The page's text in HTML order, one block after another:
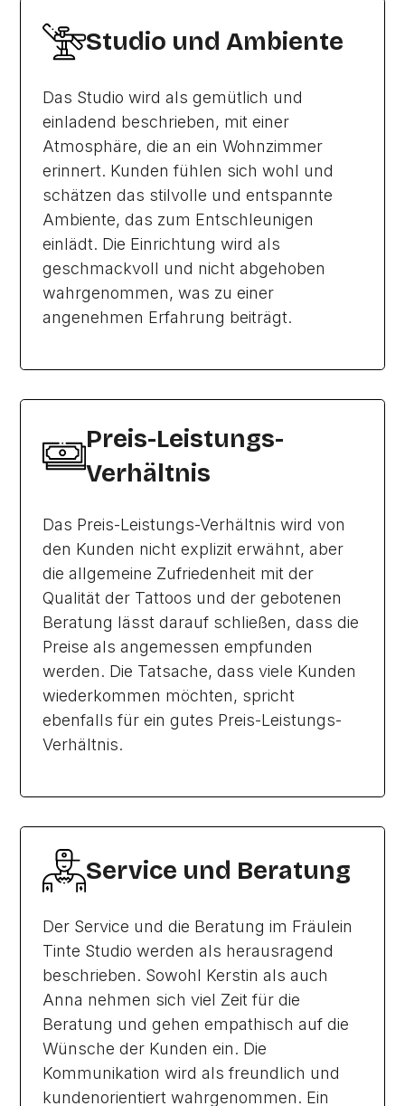
Studio und Ambiente
Das Studio wird als gemütlich und
einladend beschrieben, mit einer
Atmosphäre, die an ein Wohnzimmer
erinnert. Kunden fühlen sich wohl und
schätzen das stilvolle und entspannte
Ambiente, das zum Entschleunigen
einlädt. Die Einrichtung wird als
geschmackvoll und nicht abgehoben
wahrgenommen, was zu einer
angenehmen Erfahrung beiträgt.
Preis-Leistungs-
Verhältnis
Das Preis-Leistungs-Verhältnis wird von
den Kunden nicht explizit erwähnt, aber
die allgemeine Zufriedenheit mit der
Qualität der Tattoos und der gebotenen
Beratung lässt darauf schließen, dass die
Preise als angemessen empfunden
werden. Die Tatsache, dass viele Kunden
wiederkommen möchten, spricht
ebenfalls für ein gutes Preis-Leistungs-
Verhältnis.
Service und Beratung
Der Service und die Beratung im Fräulein
Tinte Studio werden als herausragend
beschrieben. Sowohl Kerstin als auch
Anna nehmen sich viel Zeit für die
Beratung und gehen empathisch auf die
Wünsche der Kunden ein. Die
Kommunikation wird als freundlich und
kundenorientiert wahrgenommen. Ein